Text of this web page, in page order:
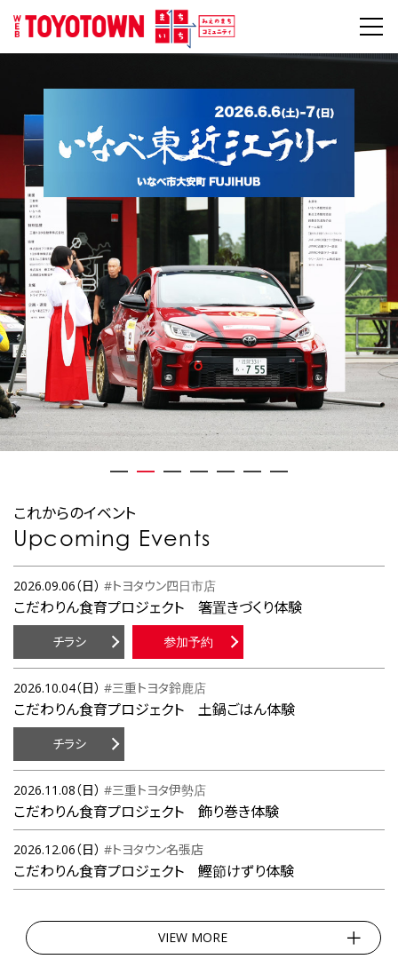
これからのイベント
Upcoming Events
2026.09.06（日） #トヨタウン四日市店
こだわりん食育プロジェクト 箸置きづくり体験
チラシ 参加予約
2026.10.04（日） #三重トヨタ鈴鹿店
こだわりん食育プロジェクト 土鍋ごはん体験
チラシ
2026.11.08（日） #三重トヨタ伊勢店
こだわりん食育プロジェクト 飾り巻き体験
2026.12.06（日） #トヨタウン名張店
こだわりん食育プロジェクト 鰹節けずり体験
VIEW MORE